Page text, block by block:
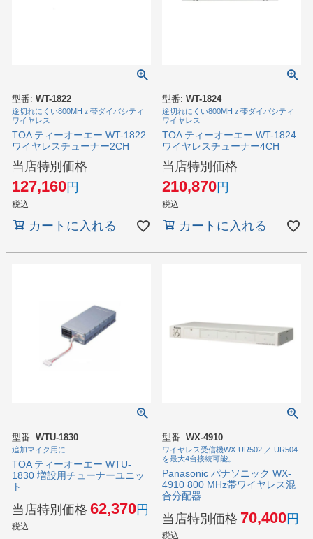
型番: WT-1822
途切れにくい800MHｚ帯ダイバシティ
ワイヤレス
TOA ティーオーエー WT-1822
ワイヤレスチューナー2CH
当店特別価格
127,160
税込
カートに入れる
型番: WT-1824
途切れにくい800MHｚ帯ダイバシティ
ワイヤレス
TOA ティーオーエー WT-1824
ワイヤレスチューナー4CH
当店特別価格
210,870
税込
カートに入れる
型番: WTU-1830
追加マイク用に
TOA ティーオーエー WTU-
1830 増設用チューナーユニッ
ト
当店特別価格 62,370
税込
型番: WX-4910
ワイヤレス受信機WX-UR502 ／ UR504
を最大4台接続可能。
Panasonic パナソニック WX-
4910 800 MHz帯ワイヤレス混
合分配器
当店特別価格 70,400
税込